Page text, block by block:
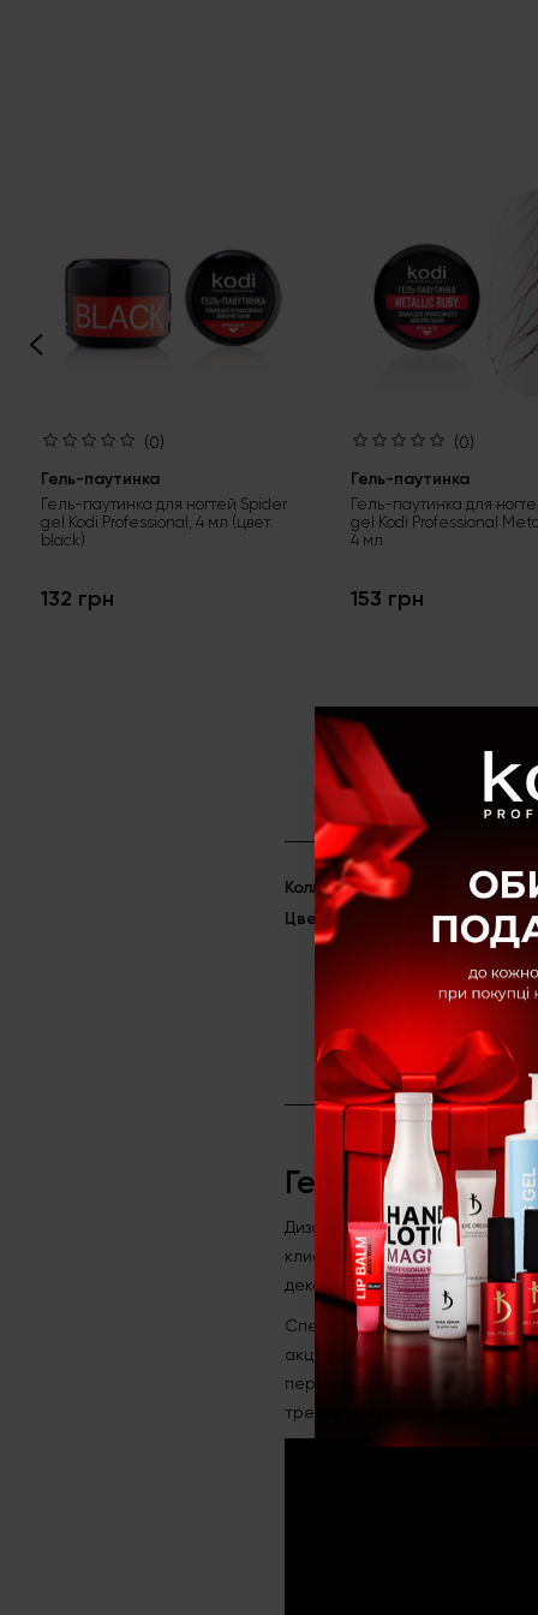
(0)
Гель-паутинка
Гель-паутинка для ногтей Spider
gel Kodi Professional, 4 мл (цвет:
black)
132 грн
(0)
Гель-паутинка
Гель-паутинка для
gel Kodi Professional
4 мл
153 грн
Коллекция Metallic Silver
Цвет Серебристый
Гель для
Дизайн ногтей с
клиентов. Известный,
декора с актуальным
Специальный
акцентами. Наносится
перемешать продукт. Не
требует перекрытия топом.